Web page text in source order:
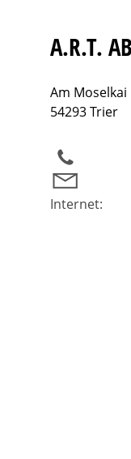
A.R.T.
Am Moselkai
54293 Trier
Internet: